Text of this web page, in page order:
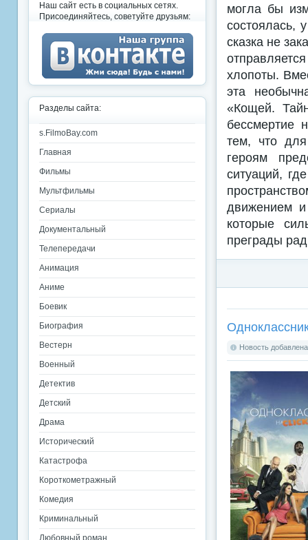
могла бы
состоялась,
сказка не
хлопоты.
эта
«Кощей.
бессмертие
тем, что
героям
ситуаций,
движением и
которые
преграды
Новость
Наш сайт есть в социальных сетях.
Присоединяйтесь, советуйте друзьям:
Разделы сайта:
s.FilmoBay.com
Главная
Фильмы
Мультфильмы
Сериалы
Документальный
Телепередачи
Анимация
Аниме
Боевик
Биография
Вестерн
Военный
Детектив
Детский
Драма
Исторический
Катастрофа
Короткометражный
Комедия
Криминальный
Любовный роман